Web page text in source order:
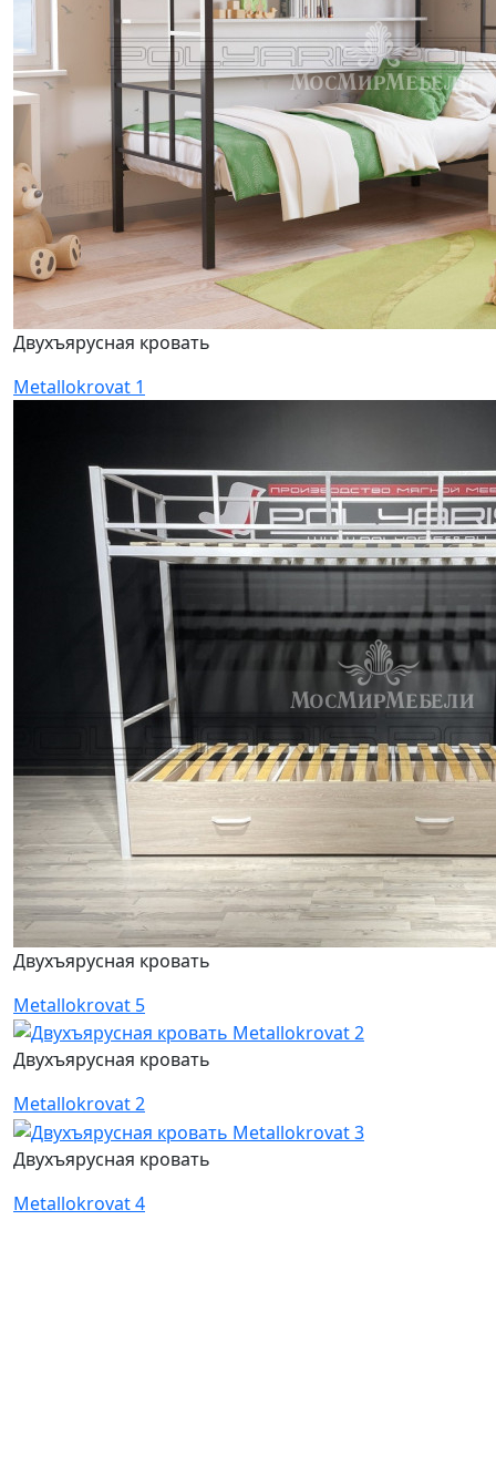
Двухъярусная кровать
Metallokrovat 1
Двухъярусная кровать
Metallokrovat 5
Двухъярусная кровать
Metallokrovat 2
Двухъярусная кровать
Metallokrovat 4